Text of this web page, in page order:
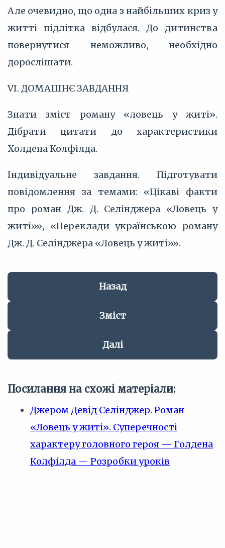
Але очевидно, що одна з найбільших криз у
житті підлітка відбулася. До дитинства
повернутися неможливо, необхідно
дорослішати.
VI. ДОМАШНЄ ЗАВДАННЯ
Знати зміст роману «ловець у житі».
Дібрати цитати до характеристики
Холдена Колфілда.
Індивідуальне завдання. Підготувати
повідомлення за темами: «Цікаві факти
про роман Дж. Д. Селінджера «Ловець у
житі»», «Переклади українською роману
Дж. Д. Селінджера «Ловець у житі»».
Назад
Зміст
Далі
Посилання на схожі матеріали:
Джером Девід Селінджер. Роман
«Ловець у житі». Суперечності
характеру головного героя — Голдена
Колфілда — Розробки уроків